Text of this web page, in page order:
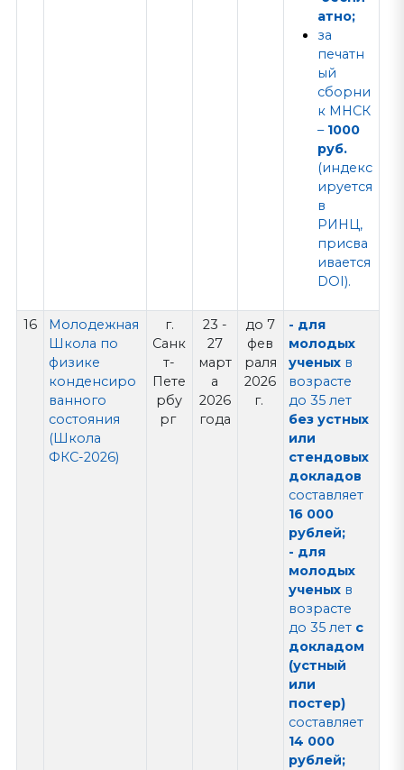
атно;
за
печатн
ый
сборни
к МНСК
– 1000
руб.
(индекс
ируется
в
РИНЦ,
присва
ивается
DOI).
16
Молодежная
Школа по
физике
конденсиро
ванного
состояния
(Школа
ФКС-2026)
г.
Санк
т-
Пете
рбу
рг
23 -
27
март
а
2026
года
до 7
фев
раля
2026
г.
- для
молодых
ученых в
возрасте
до 35 лет
без устных
или
стендовых
докладов
составляет
16 000
рублей;
- для
молодых
ученых в
возрасте
до 35 лет с
докладом
(устный
или
постер)
составляет
14 000
рублей;